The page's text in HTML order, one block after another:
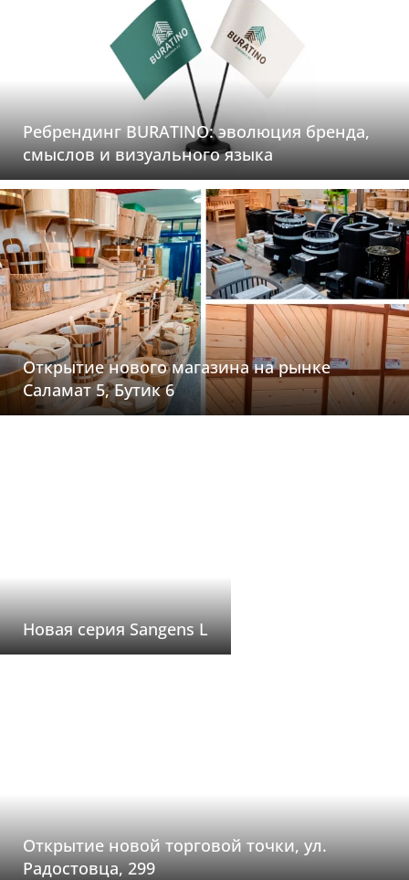
Ребрендинг BURATINO: эволюция бренда,
смыслов и визуального языка
Открытие нового магазина на рынке
Саламат 5, Бутик 6
Новая серия Sangens L
Открытие новой торговой точки, ул.
Радостовца, 299